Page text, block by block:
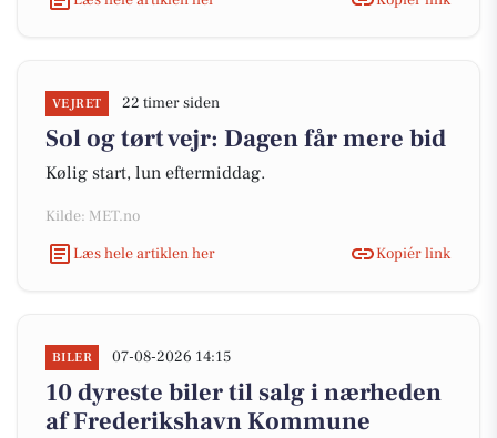
VEJRET 22 timer siden
Sol og tørt vejr: Dagen får mere bid
Kølig start, lun eftermiddag.
Kilde: MET.no
Læs hele artiklen her
Kopiér link
BILER 07-08-2026 14:15
10 dyreste biler til salg i nærheden
af Frederikshavn Kommune